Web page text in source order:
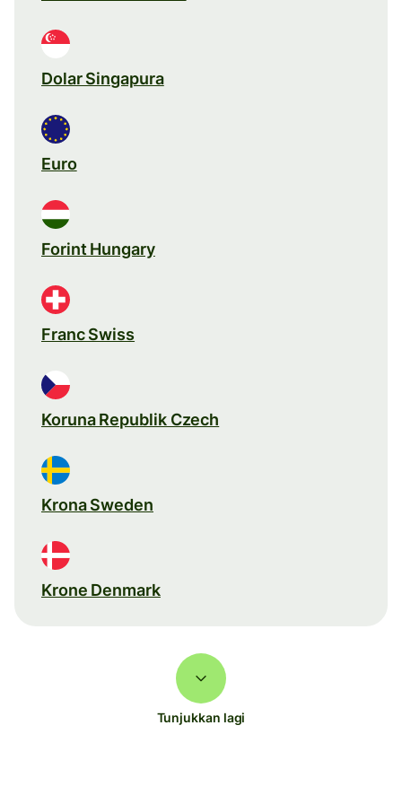
Dolar Singapura
Euro
Forint Hungary
Franc Swiss
Koruna Republik Czech
Krona Sweden
Krone Denmark
Tunjukkan lagi